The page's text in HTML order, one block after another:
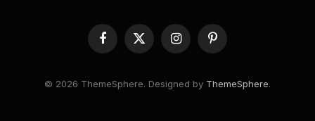
Facebook
X
InstagramPinterest
© 2026 ThemeSphere. Designed by ThemeSphere.